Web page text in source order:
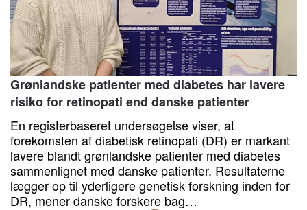
Grønlandske patienter med diabetes har lavere
risiko for retinopati end danske patienter
En registerbaseret undersøgelse viser, at
forekomsten af diabetisk retinopati (DR) er markant
lavere blandt grønlandske patienter med diabetes
sammenlignet med danske patienter. Resultaterne
lægger op til yderligere genetisk forskning inden for
DR, mener danske forskere bag…